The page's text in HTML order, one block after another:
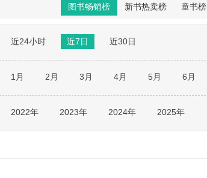
图书畅销榜 新书热卖榜 童书榜
近24小时 近7日 近30日
1月 2月 3月 4月 5月 6月
2022年 2023年 2024年 2025年